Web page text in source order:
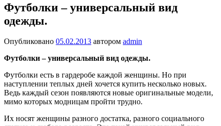
Футболки – универсальный вид
одежды.
Опубликовано 05.02.2013 автором admin
Футболки – универсальный вид одежды.
Футболки есть в гардеробе каждой женщины. Но при
наступлении теплых дней хочется купить несколько новых.
Ведь каждый сезон появляются новые оригинальные модели,
мимо которых модницам пройти трудно.
Их носят женщины разного достатка, разного социального